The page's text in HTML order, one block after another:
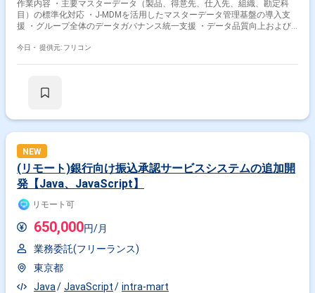
作業内容 ・主要マスターデータ（製品、得意先、仕入先、組織、勘定科
目）の標準化対応 ・J-MDMを活用したマスターデータ管理基盤の導入支
援 ・グループ全体のデータガバナンス統一支援 ・データ品質向上および
今日・ 提供元: フリコン
NEW
(リモート)銀行向け振込承認サービスシステムの追加開
発【Java、JavaScript】
リモート可
650,000円/月
業務委託(フリーランス)
東京都
Java
JavaScript
intra-mart